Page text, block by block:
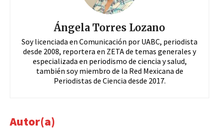
Ángela Torres Lozano
Soy licenciada en Comunicación por UABC, periodista
desde 2008, reportera en ZETA de temas generales y
especializada en periodismo de ciencia y salud,
también soy miembro de la Red Mexicana de
Periodistas de Ciencia desde 2017.
Autor(a)